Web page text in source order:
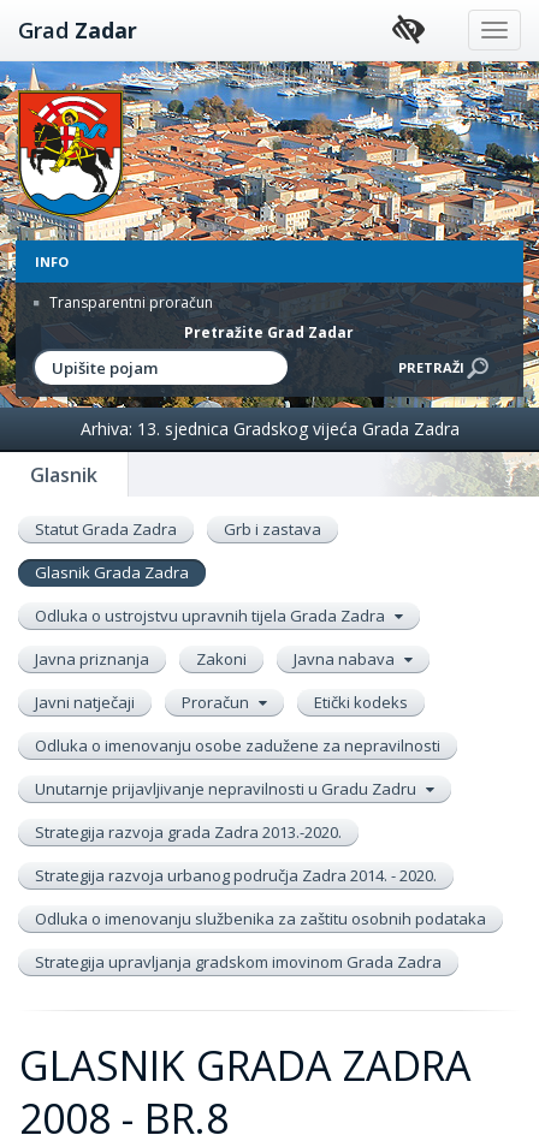
Preskoči
na
sadržaj
Grad Zadar
INFO
Transparentni proračun
Pretražite Grad Zadar
Glasnik
Arhiva: 13. sjednica Gradskog vijeća Grada Zadra
Statut Grada Zadra
Grb i zastava
Glasnik Grada Zadra
Odluka o ustrojstvu upravnih tijela Grada Zadra
Javna priznanja
Zakoni
Javna nabava
Javni natječaji
Proračun
Etički kodeks
Odluka o imenovanju osobe zadužene za nepravilnosti
Unutarnje prijavljivanje nepravilnosti u Gradu Zadru
Strategija razvoja grada Zadra 2013.-2020.
Strategija razvoja urbanog područja Zadra 2014. - 2020.
Odluka o imenovanju službenika za zaštitu osobnih podataka
Strategija upravljanja gradskom imovinom Grada Zadra
GLASNIK GRADA ZADRA
2008 - BR.8